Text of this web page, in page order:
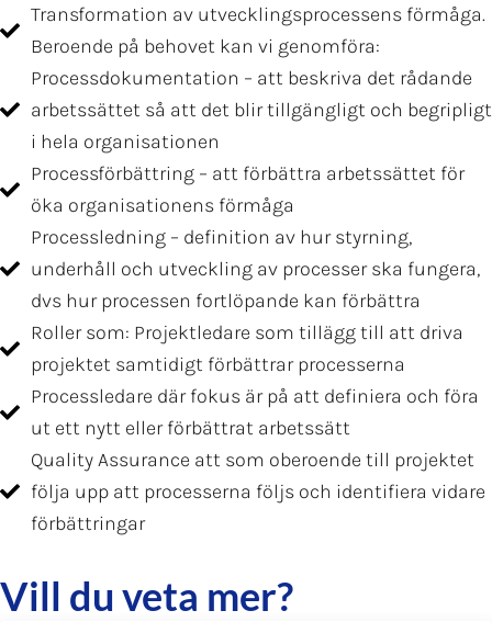
Transformation av utvecklingsprocessens förmåga.
Beroende på behovet kan vi genomföra:
Processdokumentation – att beskriva det rådande
arbetssättet så att det blir tillgängligt och begripligt
i hela organisationen
Processförbättring – att förbättra arbetssättet för
öka organisationens förmåga
Processledning – definition av hur styrning,
underhåll och utveckling av processer ska fungera,
dvs hur processen fortlöpande kan förbättra
Roller som: Projektledare som tillägg till att driva
projektet samtidigt förbättrar processerna
Processledare där fokus är på att definiera och föra
ut ett nytt eller förbättrat arbetssätt
Quality Assurance att som oberoende till projektet
följa upp att processerna följs och identifiera vidare
förbättringar
Vill du veta mer?